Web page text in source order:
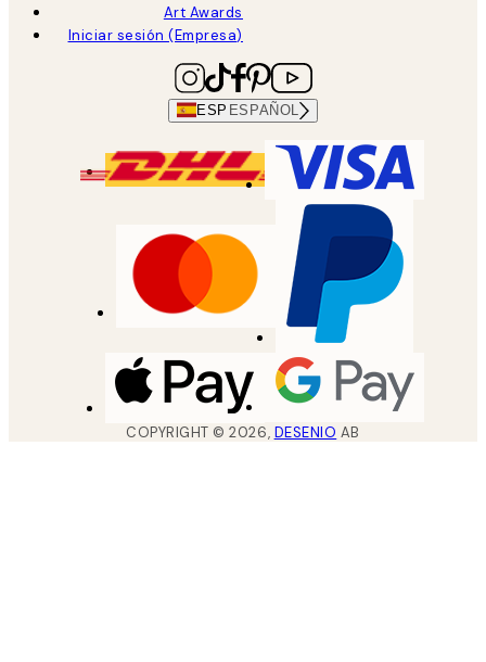
Art Awards
Iniciar sesión (Empresa)
ESP ESPAÑOL
COPYRIGHT ©2026, DESENIO AB